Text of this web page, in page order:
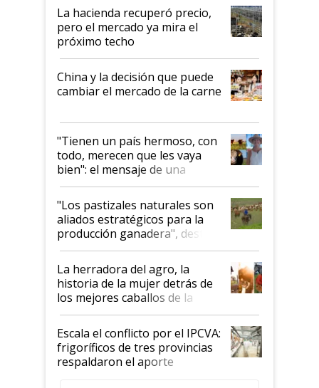
La hacienda recuperó precio,
pero el mercado ya mira el
próximo techo
China y la decisión que puede
cambiar el mercado de la carne
"Tienen un país hermoso, con
todo, merecen que les vaya
bien": el mensaje de una
ganadera uruguaya sobre las
oportunidades que se abren
para el agro en Argentina, con
foco en la carne
"Los pastizales naturales son
aliados estratégicos para la
producción ganadera", destaca
la iniciativa que ya reúne a 46
establecimientos en Argentina
La herradora del agro, la
historia de la mujer detrás de
los mejores caballos de la
Argentina y los mitos que
todavía hacen sufrir a estos
animales: "Mientras me
descalificaban, yo seguí
haciendo currículum"
Escala el conflicto por el IPCVA:
frigoríficos de tres provincias
respaldaron el aporte